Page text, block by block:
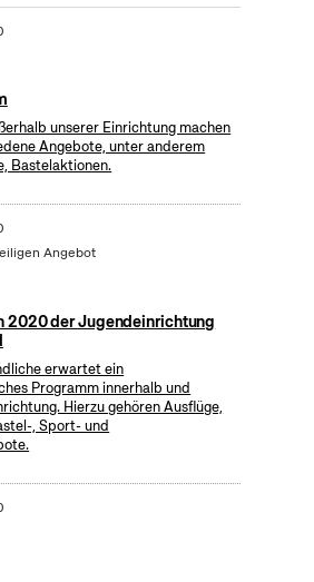
unserer Einrichtung machen
Angebote, unter anderem
Bastelaktionen.
Angebot
2020 der Jugendeinrichtung
erwartet ein
Programm innerhalb und
Hierzu gehören Ausflüge,
, Sport- und